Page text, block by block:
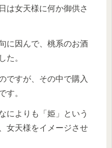
は女天様に何か御供さ
に因んで、桃系のお酒
た。
ですが、その中で購入
す。
によりも「姫」という
女天様をイメージさせ